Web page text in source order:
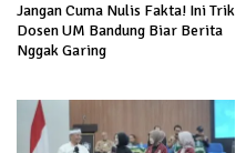
Jangan Cuma Nulis Fakta! Ini Trik
Dosen UM Bandung Biar Berita
Nggak Garing